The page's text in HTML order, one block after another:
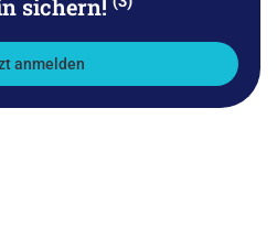
sichern!
anmelden